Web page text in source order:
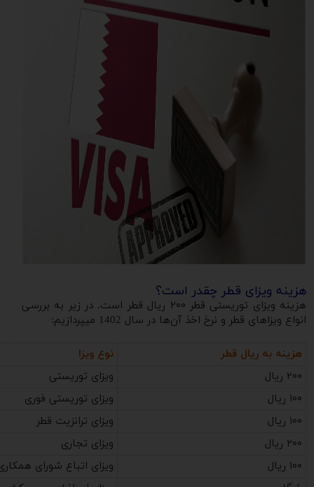
هزینه ویزای قطر چقدر است؟
هزینه ویزای توریستی قطر ۲۰۰ ریال قطر است. در زیر به بررسی
انواع ویزاهای قطر و نرخ اخذ آن‌ها در سال 1402 می‎پردازیم:
هزینه به ریال قطر
نوع ویزا
۲۰۰ ریال
ویزای توریستی
۱۰۰ ریال
ویزای توریستی فوری
۱۰۰ ریال
ویزای ترانزیت قطر
۲۰۰ ریال
ویزای تجاری
۱۰۰ ریال
ویزای اتباع شورای